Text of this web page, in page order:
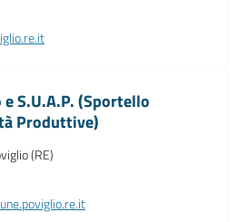
S.U.A.P. (Sportello
Produttive)
(RE)